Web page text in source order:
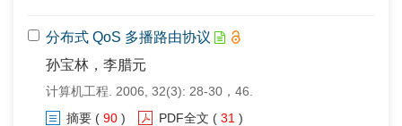
分布式 QoS 多播路由协议
孙宝林，李腊元
计算机工程. 2006, 32(3): 28-30，46.
摘要 ( 90 ) PDF全文 ( 31 )